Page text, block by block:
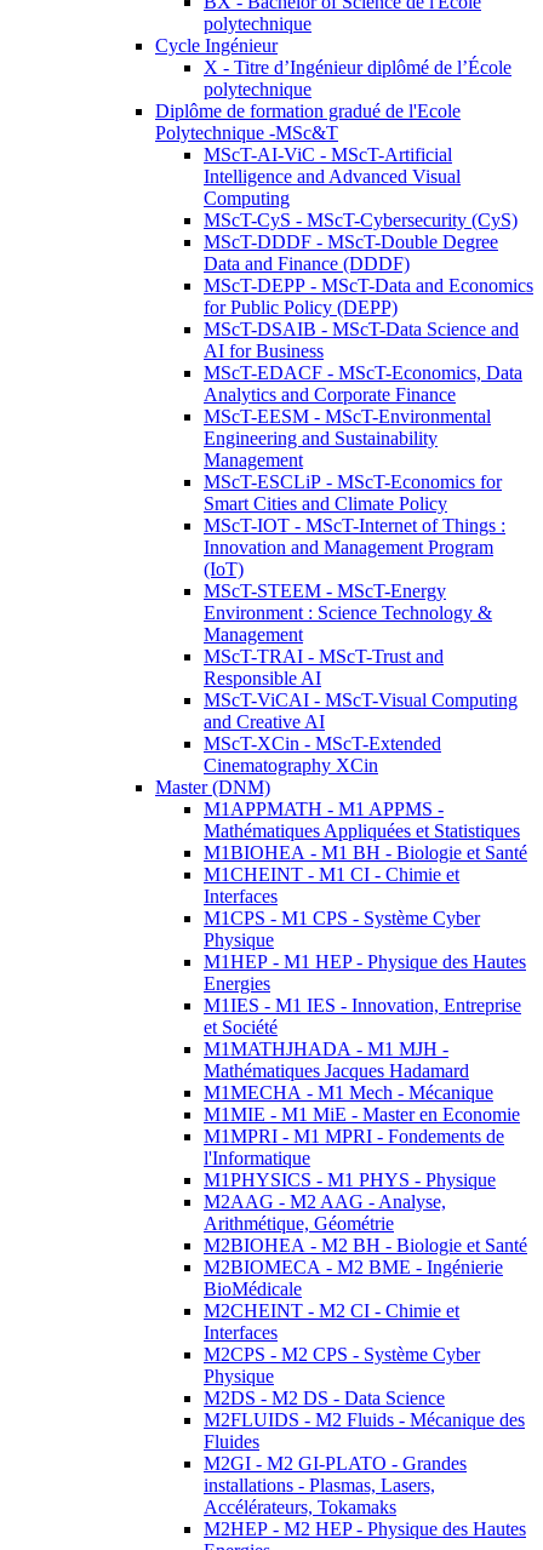
polytechnique
Cycle Ingénieur
X - Titre d’Ingénieur diplômé de l’École
polytechnique
Diplôme de formation gradué de l'Ecole
Polytechnique -MSc&T
MScT-AI-ViC - MScT-Artificial
Intelligence and Advanced Visual
Computing
MScT-CyS - MScT-Cybersecurity (CyS)
MScT-DDDF - MScT-Double Degree
Data and Finance (DDDF)
MScT-DEPP - MScT-Data and Economics
for Public Policy (DEPP)
MScT-DSAIB - MScT-Data Science and
AI for Business
MScT-EDACF - MScT-Economics, Data
Analytics and Corporate Finance
MScT-EESM - MScT-Environmental
Engineering and Sustainability
Management
MScT-ESCLiP - MScT-Economics for
Smart Cities and Climate Policy
MScT-IOT - MScT-Internet of Things :
Innovation and Management Program
(IoT)
MScT-STEEM - MScT-Energy
Environment : Science Technology &
Management
MScT-TRAI - MScT-Trust and
Responsible AI
MScT-ViCAI - MScT-Visual Computing
and Creative AI
MScT-XCin - MScT-Extended
Cinematography XCin
Master (DNM)
M1APPMATH - M1 APPMS -
Mathématiques Appliquées et Statistiques
M1BIOHEA - M1 BH - Biologie et Santé
M1CHEINT - M1 CI - Chimie et
Interfaces
M1CPS - M1 CPS - Système Cyber
Physique
M1HEP - M1 HEP - Physique des Hautes
Energies
M1IES - M1 IES - Innovation, Entreprise
et Société
M1MATHJHADA - M1 MJH -
Mathématiques Jacques Hadamard
M1MECHA - M1 Mech - Mécanique
M1MIE - M1 MiE - Master en Economie
M1MPRI - M1 MPRI - Fondements de
l'Informatique
M1PHYSICS - M1 PHYS - Physique
M2AAG - M2 AAG - Analyse,
Arithmétique, Géométrie
M2BIOHEA - M2 BH - Biologie et Santé
M2BIOMECA - M2 BME - Ingénierie
BioMédicale
M2CHEINT - M2 CI - Chimie et
Interfaces
M2CPS - M2 CPS - Système Cyber
Physique
M2DS - M2 DS - Data Science
M2FLUIDS - M2 Fluids - Mécanique des
Fluides
M2GI - M2 GI-PLATO - Grandes
installations - Plasmas, Lasers,
Accélérateurs, Tokamaks
M2HEP - M2 HEP - Physique des Hautes